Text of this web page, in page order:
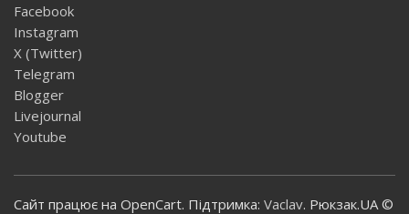
Facebook
Instagram
X (Twitter)
Telegram
Blogger
Livejournal
Youtube
Сайт працює на OpenCart. Підтримка: Vaclav. Рюкзак.UA ©